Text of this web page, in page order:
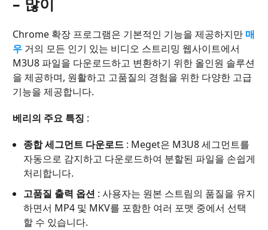
Chrome 확장 프로그램은 기본적인 기능을 제공하지만 매
우 거의 모든 인기 있는 비디오 스트리밍 웹사이트에서
M3U8 파일을 다운로드하고 변환하기 위한 올인원 솔루션
을 제공하며, 원활하고 고품질의 경험을 위한 다양한 고급
기능을 제공합니다.
베리의 주요 특징 :
종합 세그먼트 다운로드 : Meget은 M3U8 세그먼트를
자동으로 감지하고 다운로드하여 분할된 파일을 손쉽게
처리합니다.
고품질 출력 옵션 : 사용자는 원본 스트림의 품질을 유지
하면서 MP4 및 MKV를 포함한 여러 포맷 중에서 선택
할 수 있습니다.